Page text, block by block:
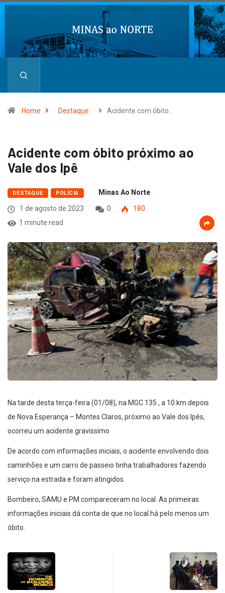
Home Destaque Acidente com óbito…
Acidente com óbito próximo ao
Vale dos Ipê
DESTAQUE POLÍCIA
Minas Ao Norte
1 de agosto de 2023
0
180
1 minute read
Na tarde desta terça-feira (01/08), na MGC 135 , a 10 km depois
de Nova Esperança – Montes Claros, próximo ao Vale dos Ipês,
ocorreu um acidente gravissimo
De acordo com informações iniciais, o acidente envolvendo dois
caminhões e um carro de passeio tinha trabalhadores fazendo
serviço na estrada e foram atingidos.
Bombeiro, SAMU e PM compareceram no local. As primeiras
informações iniciais dá conta de que no local há pelo menos um
óbito.